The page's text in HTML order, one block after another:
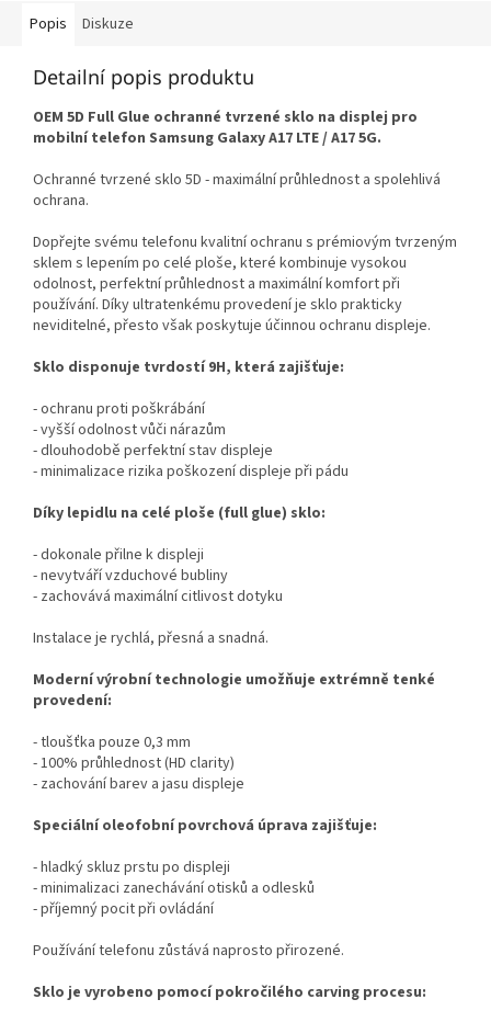
Popis Diskuze
Detailní popis produktu
OEM 5D Full Glue ochranné tvrzené sklo na displej pro
mobilní telefon Samsung Galaxy A17 LTE / A17 5G.
Ochranné tvrzené sklo 5D - maximální průhlednost a spolehlivá
ochrana.
Dopřejte svému telefonu kvalitní ochranu s prémiovým tvrzeným
sklem s lepením po celé ploše, které kombinuje vysokou
odolnost, perfektní průhlednost a maximální komfort při
používání. Díky ultratenkému provedení je sklo prakticky
neviditelné, přesto však poskytuje účinnou ochranu displeje.
Sklo disponuje tvrdostí 9H, která zajišťuje:
- ochranu proti poškrábání
- vyšší odolnost vůči nárazům
- dlouhodobě perfektní stav displeje
- minimalizace rizika poškození displeje při pádu
Díky lepidlu na celé ploše (full glue) sklo:
- dokonale přilne k displeji
- nevytváří vzduchové bubliny
- zachovává maximální citlivost dotyku
Instalace je rychlá, přesná a snadná.
Moderní výrobní technologie umožňuje extrémně tenké
provedení:
- tloušťka pouze 0,3 mm
- 100% průhlednost (HD clarity)
- zachování barev a jasu displeje
Speciální oleofobní povrchová úprava zajišťuje:
- hladký skluz prstu po displeji
- minimalizaci zanechávání otisků a odlesků
- příjemný pocit při ovládání
Používání telefonu zůstává naprosto přirozené.
Sklo je vyrobeno pomocí pokročilého carving procesu: